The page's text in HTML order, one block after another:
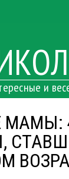
и
МАМЫ: